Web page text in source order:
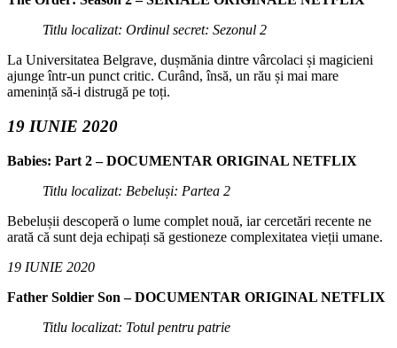
Titlu localizat: Ordinul secret: Sezonul 2
La Universitatea Belgrave, dușmănia dintre vârcolaci și magicieni
ajunge într-un punct critic. Curând, însă, un rău și mai mare
amenință să-i distrugă pe toți.
19 IUNIE 2020
Babies: Part 2 – DOCUMENTAR ORIGINAL NETFLIX
Titlu localizat: Bebeluși: Partea 2
Bebelușii descoperă o lume complet nouă, iar cercetări recente ne
arată că sunt deja echipați să gestioneze complexitatea vieții umane.
19 IUNIE 2020
Father Soldier Son – DOCUMENTAR ORIGINAL NETFLIX
Titlu localizat: Totul pentru patrie